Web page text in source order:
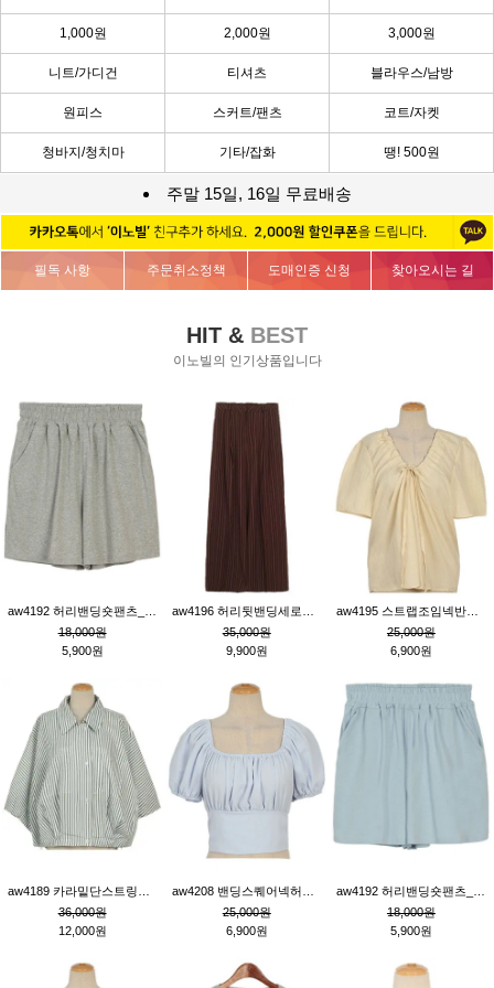
1,000원 2,000원 3,000원
니트/가디건 티셔츠 블라우스/남방
원피스 스커트/팬츠 코트/자켓
청바지/청치마 기타/잡화 땡! 500원
주말 15일, 16일 무료배송
필독 사항 주문취소정책 도매인증 신청 찾아오시는 길
HIT & BEST
이노빌의 인기상품입니다
18,000원
5,900원
35,000원
9,900원
25,000원
6,900원
36,000원
12,000원
25,000원
6,900원
18,000원
5,900원